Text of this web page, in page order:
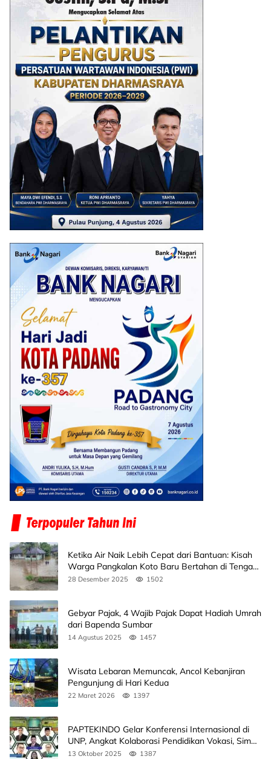
Ketika Air Naik Lebih Cepat dari Bantuan: Kisah
Warga Pangkalan Koto Baru Bertahan di Tengah
Banjir
28 Desember 2025 1502
Gebyar Pajak, 4 Wajib Pajak Dapat Hadiah Umrah
dari Bapenda Sumbar
14 Agustus 2025 1457
Wisata Lebaran Memuncak, Ancol Kebanjiran
Pengunjung di Hari Kedua
22 Maret 2026 1397
PAPTEKINDO Gelar Konferensi Internasional di
UNP, Angkat Kolaborasi Pendidikan Vokasi, Simak
Agendanya
13 Oktober 2025 1387